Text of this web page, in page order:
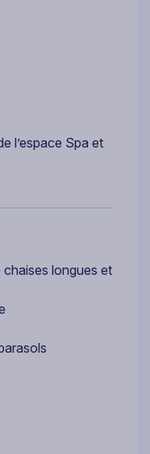
l’espace Spa et
chaises longues et